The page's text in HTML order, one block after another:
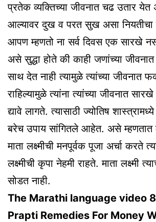
प्रतेक व्यक्तिच्या जीवनात चढ उतार
आल्यावर दुख व परत सुख असा नियतीचा
आपण म्हणतो ना सर्व दिवस एक सारखे
असे सुद्धा होते की काही जणांच्या जीवनात
साथ देत नाही त्यामुळे त्यांच्या जीवनात
राहिल्यामुळे त्यांना त्यांच्या जीवनात
द्यावे लागते. त्यासाठी ज्योतिष
बरेच उपाय सांगितले आहेत. असे म्हणतात
माता लक्ष्मीची मनपूर्वक पूजा अर्चा करते
लक्ष्मीची कृपा नेहमी राहते. माता लक्ष्मी
सोडत नाही.
The Marathi language video
Prapti Remedies For Money